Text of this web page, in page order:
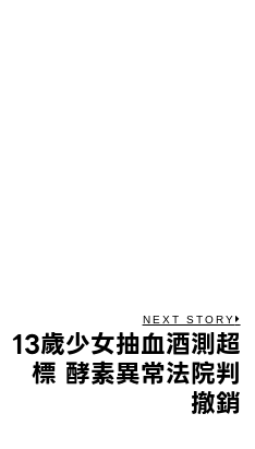
NEXT STORY
13歲少女抽血酒測超
標 酵素異常法院判
撤銷